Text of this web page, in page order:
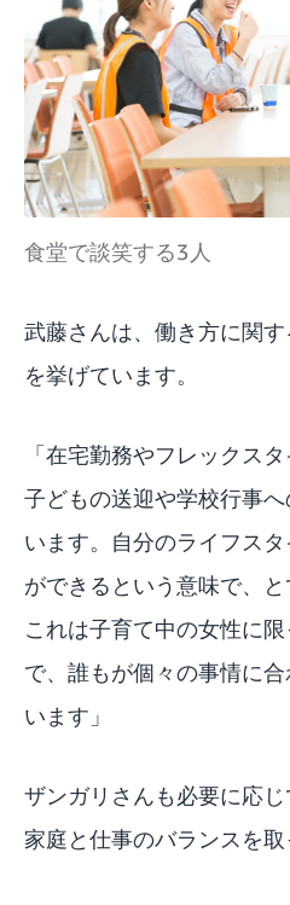
食堂で談笑する3人
武藤さんは、働き方に関
を挙げています。
「在宅勤務やフレックス
子どもの送迎や学校行事
います。自分のライフス
ができるという意味で、と
これは子育て中の女性に
で、誰もが個々の事情に
います」
ザンガリさんも必要に応じ
家庭と仕事のバランスを取